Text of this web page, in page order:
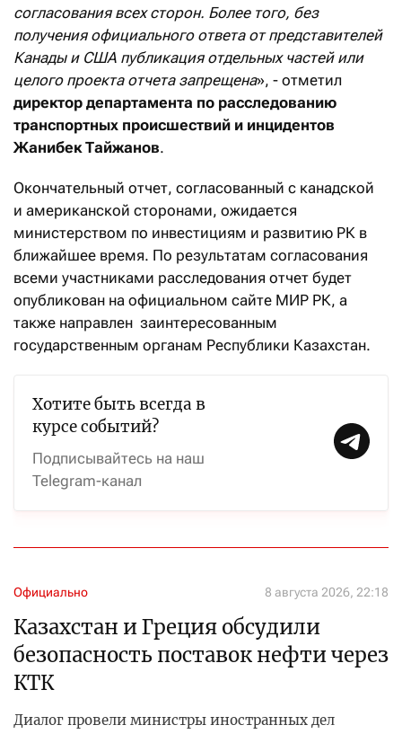
согласования всех сторон. Более того, без
получения официального ответа от представителей
Канады и США публикация отдельных частей или
целого проекта отчета запрещена», - отметил
директор департамента по расследованию
транспортных происшествий и инцидентов
Жанибек Тайжанов.
Окончательный отчет, согласованный с канадской
и американской сторонами, ожидается
министерством по инвестициям и развитию РК в
ближайшее время. По результатам согласования
всеми участниками расследования отчет будет
опубликован на официальном сайте МИР РК, а
также направлен заинтересованным
государственным органам Республики Казахстан.
Хотите быть всегда в
курсе событий?
Подписывайтесь на наш
Telegram-канал
Официально 8 августа 2026, 22:18
Казахстан и Греция обсудили
безопасность поставок нефти через
КТК
Диалог провели министры иностранных дел